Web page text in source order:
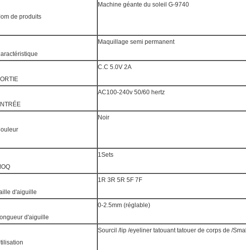
de produits
Machine géante du soleil G-9740
Maquillage semi permanent
C.C 5.0V 2A
AC100-240v 50/60 hertz
Noir
1Sets
d'aiguille
1R 3R 5R 5F 7F
d'aiguille
0-2.5mm (réglable)
Sourcil /lip /eyeliner tatouant tatouer de corps de /Small